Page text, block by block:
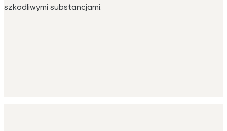
szkodliwymi substancjami.